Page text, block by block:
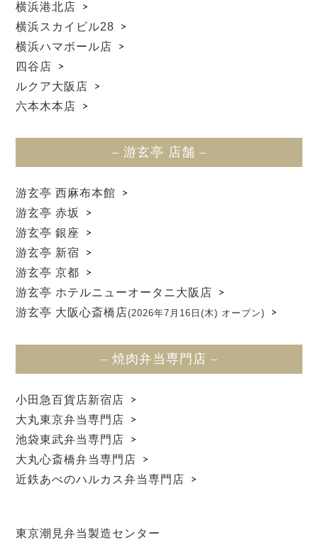
横浜港北店
横浜スカイビル28
横浜ハマボール店
四谷店
ルクア大阪店
六本木本店
– 游玄亭 店舗 –
游玄亭 西麻布本館
游玄亭 赤坂
游玄亭 銀座
游玄亭 新宿
游玄亭 京都
游玄亭 ホテルニューオータニ大阪店
游玄亭 大阪心斎橋店(2026年7月16日(木) オープン)
– 焼肉弁当専門店 –
小田急百貨店新宿店
大丸東京弁当専門店
池袋東武弁当専門店
大丸心斎橋弁当専門店
近鉄あべのハルカス弁当専門店
東京潮見弁当製造センター